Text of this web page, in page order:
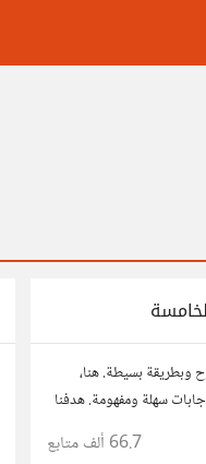
وبطريقة بسيطة. هنا،
سهلة ومفهومة. هدفنا
على الجميع، تمامًا كما لو
66.7 ألف متابع